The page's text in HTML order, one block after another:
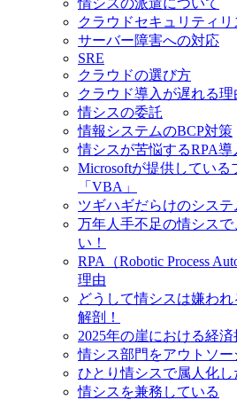
情シスの派遣について
クラウドセキュリティリ
サーバー障害への対応
SRE
クラウドの選び方
クラウド導入が遅れる理
情シスの委託
情報システムのBCP対策
情シスが苦悩するRPA導
Microsoftが提供してい
「VBA」
ツギハギだらけのシステ
万年人手不足の情シスで
い！
RPA（Robotic Process
理由
どうして情シスは嫌わ
解剖！
2025年の崖における経済
情シス部門をアウトソー
ひとり情シスで属人化し
情シスを兼務している